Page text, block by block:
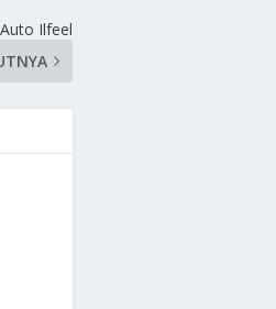
Ilfeel